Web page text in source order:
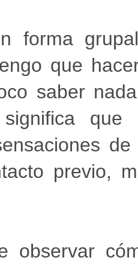
forma
que
saber
que
previo,
observar